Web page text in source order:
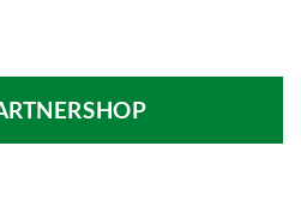
€.